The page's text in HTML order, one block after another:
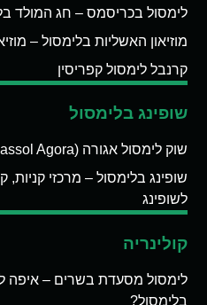
לימסול בכריסמס – חג המולד
מוזיאון האשליות בלימסול –
קרנבל לימסול קפריסין
שופינג בלימסול
שוק לימסול אגורה (Limassol Agora)
שופינג בלימסול – מרכזי קניות,
לשופינג
קולינריה
לימסול מסעדת בשרים – איפה
בלימסול?